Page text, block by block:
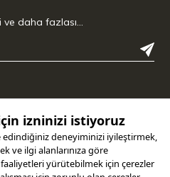
daha fazlası…